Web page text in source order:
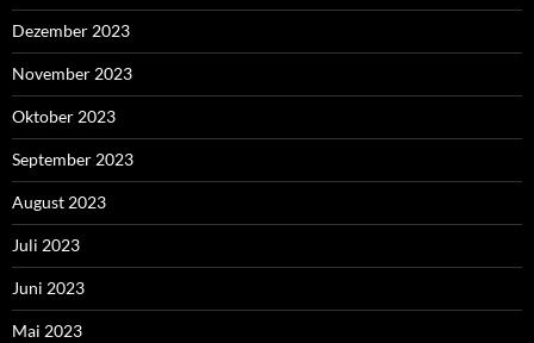
Dezember 2023
November 2023
Oktober 2023
September 2023
August 2023
Juli 2023
Juni 2023
Mai 2023